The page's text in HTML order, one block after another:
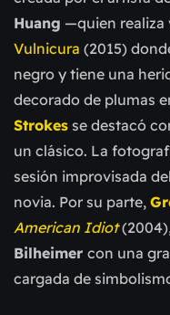
Huang —quien realiza
Vulnicura (2015)
negro y tiene una
decorado de plumas
Strokes se destacó
un clásico. La
sesión improvisada
novia. Por su parte,
American Idiot
Bilheimer con una
cargada de